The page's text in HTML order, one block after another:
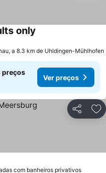
only
a 8.3 km de Uhldingen-Mühlhofen
preços
Ver preços
Partilhar
com banheiros privativosVer